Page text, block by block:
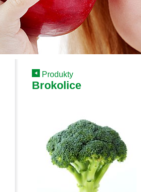
Produkty
Brokolice